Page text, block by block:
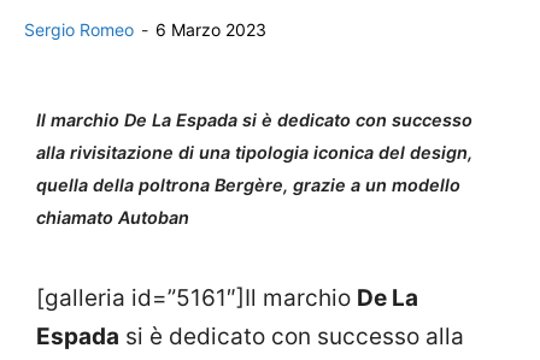
Sergio Romeo - 6 Marzo 2023
Il marchio De La Espada si è dedicato con successo
alla rivisitazione di una tipologia iconica del design,
quella della poltrona Bergère, grazie a un modello
chiamato Autoban
[galleria id=”5161″]Il marchio De La
Espada si è dedicato con successo alla